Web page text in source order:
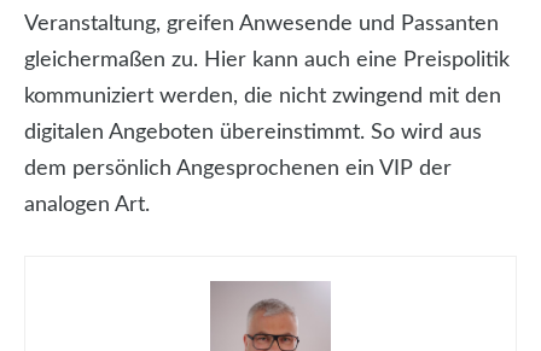
Veranstaltung, greifen Anwesende und Passanten
gleichermaßen zu. Hier kann auch eine Preispolitik
kommuniziert werden, die nicht zwingend mit den
digitalen Angeboten übereinstimmt. So wird aus
dem persönlich Angesprochenen ein VIP der
analogen Art.